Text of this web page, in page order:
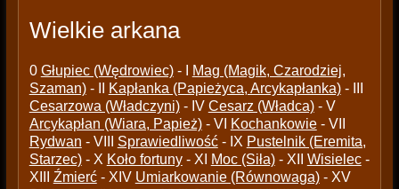
Wielkie arkana
0 Głupiec (Wędrowiec)- I
Mag (Magik, Czarodziej,
Szaman)- II Kapłanka (Papieżyca, Arcykapłanka)- III
Cesarzowa (Władczyni)- IV Cesarz (Władca)- V
Arcykapłan (Wiara, Papież)- VI Kochankowie- VII
Rydwan - VIII Sprawiedliwość- IX Pustelnik (Eremita,
Starzec)- X Koło fortuny- XI Moc (Siła)- XII Wisielec-
XIII Źmierć- XIV Umiarkowanie (Równowaga)- XV